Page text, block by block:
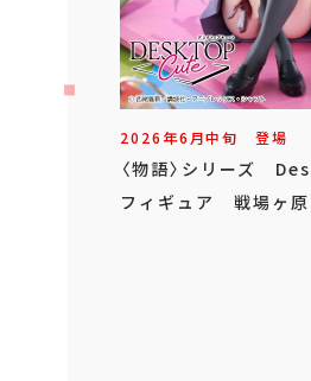
2026年6月中旬 登場
〈物語〉シリーズ
フィギュア 戦場ヶ原